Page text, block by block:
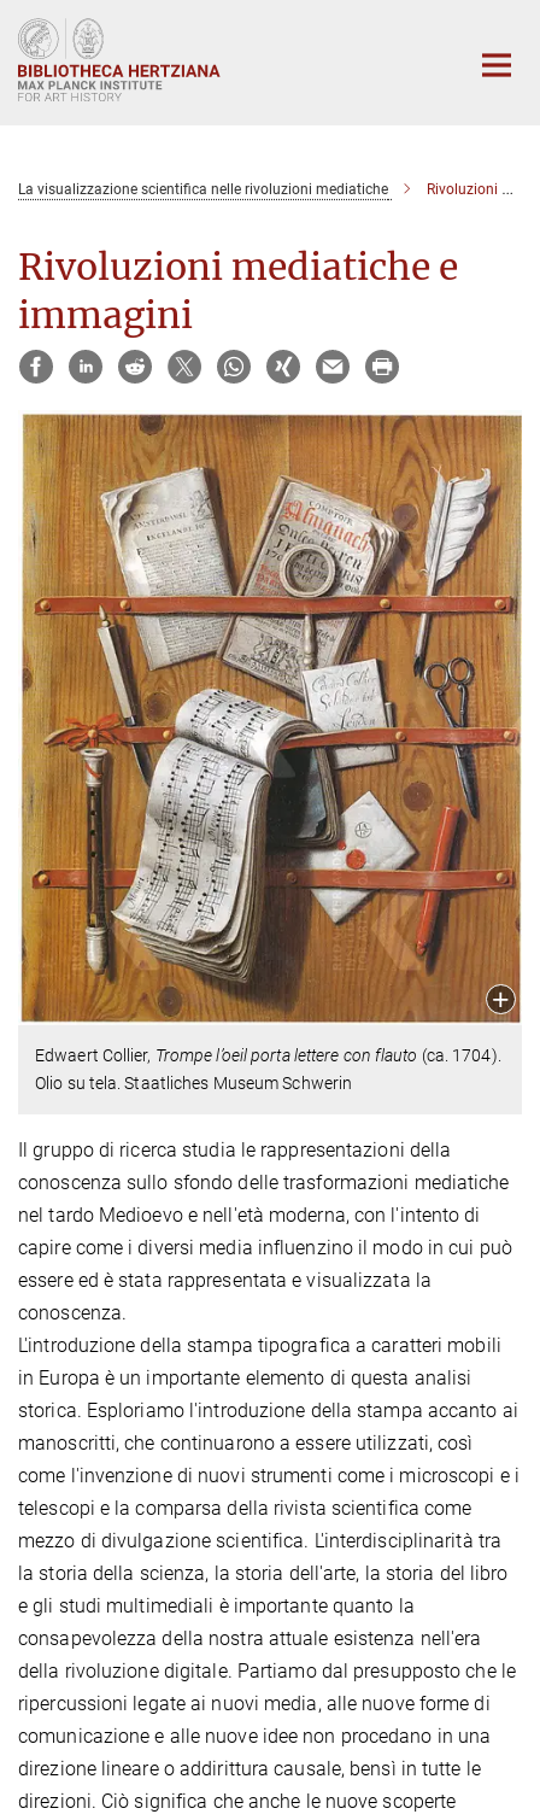
Main-
Content
La visualizzazione scientifica nelle rivoluzioni mediatiche Rivoluzioni mediatiche e immagini
Rivoluzioni mediatiche e
immagini
Edwaert Collier, Trompe l’oeil porta lettere con flauto (ca. 1704).
Olio su tela. Staatliches Museum Schwerin
Il gruppo di ricerca studia le rappresentazioni della
conoscenza sullo sfondo delle trasformazioni mediatiche
nel tardo Medioevo e nell'età moderna, con l'intento di
capire come i diversi media influenzino il modo in cui può
essere ed è stata rappresentata e visualizzata la
conoscenza.
L'introduzione della stampa tipografica a caratteri mobili
in Europa è un importante elemento di questa analisi
storica. Esploriamo l'introduzione della stampa accanto ai
manoscritti, che continuarono a essere utilizzati, così
come l'invenzione di nuovi strumenti come i microscopi e i
telescopi e la comparsa della rivista scientifica come
mezzo di divulgazione scientifica. L'interdisciplinarità tra
la storia della scienza, la storia dell'arte, la storia del libro
e gli studi multimediali è importante quanto la
consapevolezza della nostra attuale esistenza nell'era
della rivoluzione digitale. Partiamo dal presupposto che le
ripercussioni legate ai nuovi media, alle nuove forme di
comunicazione e alle nuove idee non procedano in una
direzione lineare o addirittura causale, bensì in tutte le
direzioni. Ciò significa che anche le nuove scoperte